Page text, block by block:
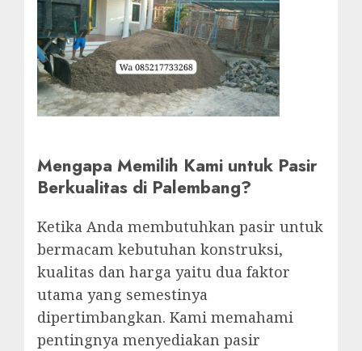
Mengapa Memilih Kami untuk Pasir
Berkualitas di Palembang?
Ketika Anda membutuhkan pasir untuk
bermacam kebutuhan konstruksi,
kualitas dan harga yaitu dua faktor
utama yang semestinya
dipertimbangkan. Kami memahami
pentingnya menyediakan pasir